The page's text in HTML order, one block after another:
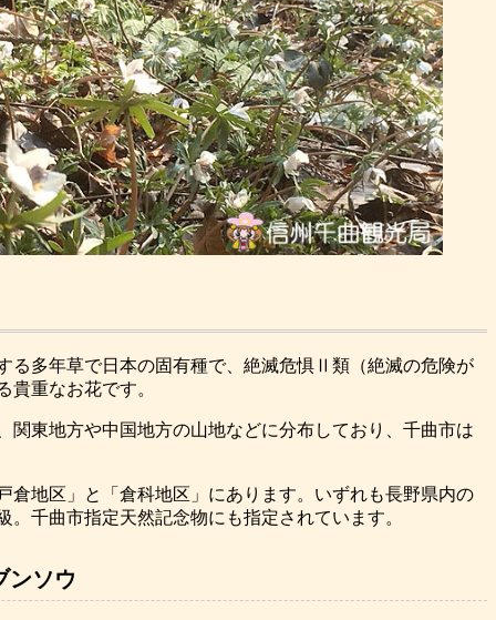
る多年草で日本の固有種で、絶滅危惧Ⅱ類（絶滅の危険が
貴重なお花です。
関東地方や中国地方の山地などに分布しており、千曲市は
倉地区」と「倉科地区」にあります。いずれも長野県内の
千曲市指定天然記念物にも指定されています。
ンソウ